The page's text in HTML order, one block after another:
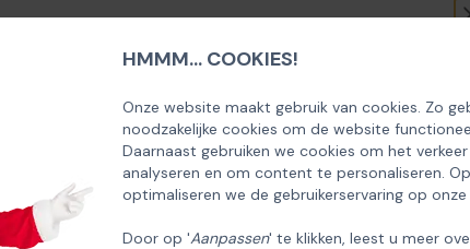
HMMM... COOKIES!
Onze website maakt gebruik van cookies. Zo
noodzakelijke cookies om de website
Daarnaast gebruiken we cookies om het
analyseren en om content te personaliseren.
optimaliseren we de gebruikerservaring op
Door op 'Aanpassen' te klikken, leest u meer
EN ONTVANG 5% KORTING OP DE
HUISCOLLECTIE KERSTPAKKETTEN